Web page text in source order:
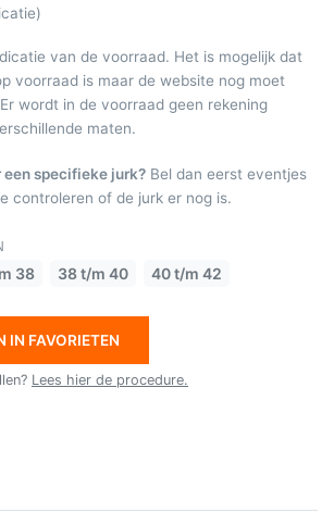
van de voorraad. Het is mogelijk dat
voorraad is maar de website nog moet
wordt in de voorraad geen rekening
maten.
een specifieke jurk? Bel dan eerst eventjes
controleren of de jurk er nog is.
38 38 t/m 40 40 t/m 42
IN FAVORIETEN
Lees hier de procedure.